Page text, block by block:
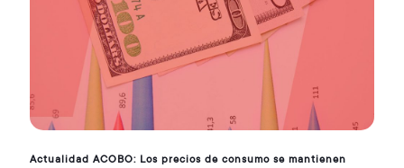
Actualidad ACOBO: Los precios de consumo se mantienen